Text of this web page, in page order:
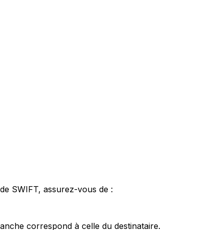
SWIFT, assurez-vous de :
correspond à celle du destinataire.